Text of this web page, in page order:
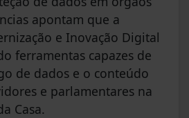
apontam que a
e Inovação Digital
ferramentas capazes de
de dados e o conteúdo
e parlamentares na
Casa.